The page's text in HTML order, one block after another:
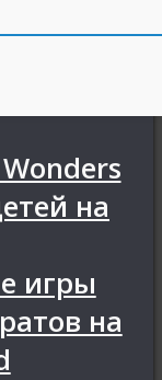
на
игры
на